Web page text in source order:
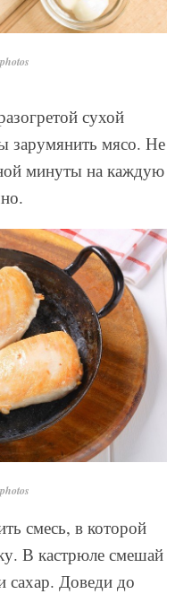
сухой
зарумянить мясо. Не
минуты на каждую
смесь, в которой
В кастрюле смешай
сахар. Доведи до